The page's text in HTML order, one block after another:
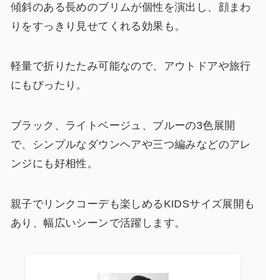
傾斜のある長めのブリムが個性を演出し、顔まわ
りをすっきり見せてくれる効果も。
軽量で折りたたみ可能なので、アウトドアや旅行
にもぴったり。
ブラック、ライトベージュ、ブルーの3色展開
で、シンプルなダウンヘアや三つ編みなどのアレ
ンジにも好相性。
親子でリンクコーデも楽しめるKIDSサイズ展開も
あり、幅広いシーンで活躍します。